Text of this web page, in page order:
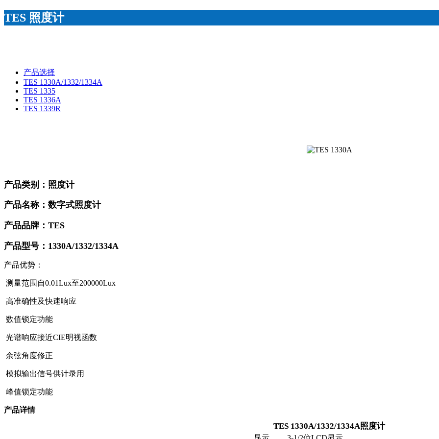
TES 照度计
产品选择
TES 1330A/1332/1334A
TES 1335
TES 1336A
TES 1339R
产品类别：照度计
产品名称：数字式照度计
产品品牌：TES
产品型号：1330A/1332/1334A
产品优势：
测量范围自0.01Lux至200000Lux
高准确性及快速响应
数值锁定功能
光谱响应接近CIE明视函数
余弦角度修正
模拟输出信号供计录用
峰值锁定功能
产品详情
TES 1330A/1332/1334A照度计